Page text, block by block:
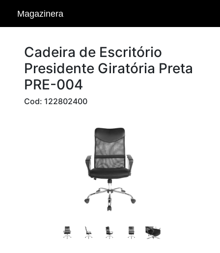
Magazinera
Cadeira de Escritório
Presidente Giratória Preta
PRE-004
Cod: 122802400